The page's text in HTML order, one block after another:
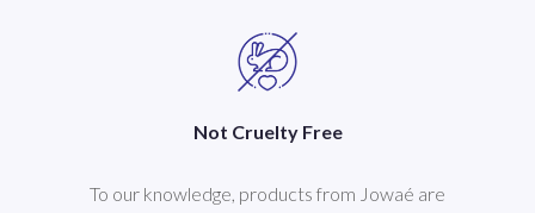
Not Cruelty Free
To our knowledge, products from Jowaé are